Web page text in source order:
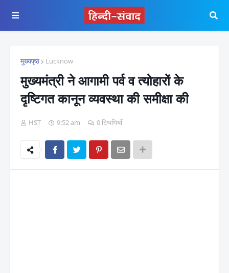
मुख्यपृष्ठ Lucknow
मुख्यमंत्री ने आगामी पर्व व त्योहारों के
दृष्टिगत कानून व्यवस्था की समीक्षा की
HST 9:52 am 0 टिप्पणियाँ